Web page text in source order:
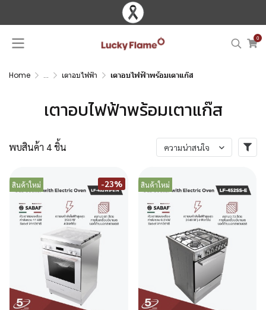
0
Home ... เตาอบไฟฟ้า เตาอบไฟฟ้าพร้อมเตาแก๊ส
เตาอบไฟฟ้าพร้อมเตาแก๊ส
พบสินค้า 4 ชิ้น ความน่าสนใจ
สินค้าใหม่ -23% สินค้าใหม่